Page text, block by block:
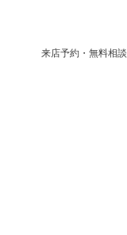
来店予約・無料相談